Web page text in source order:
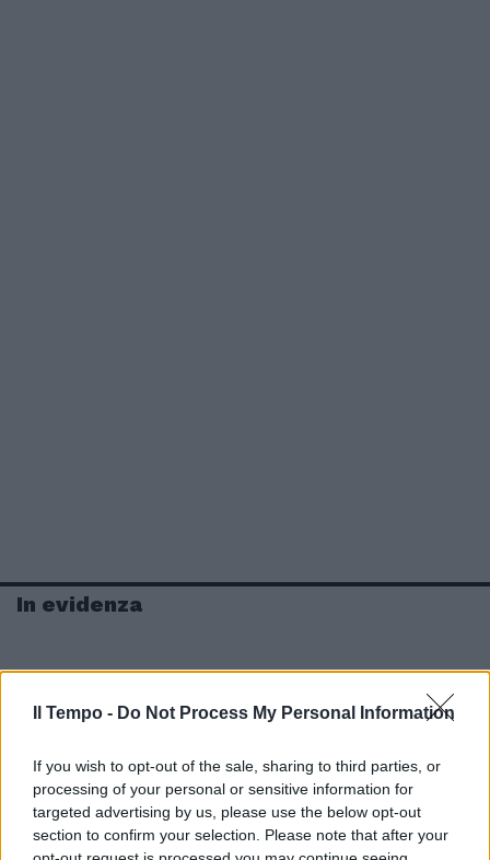
Il Tempo - Do Not Process My Personal Information
If you wish to opt-out of the sale, sharing to third parties, or
processing of your personal or sensitive information for
targeted advertising by us, please use the below opt-out
section to confirm your selection. Please note that after your
In evidenza